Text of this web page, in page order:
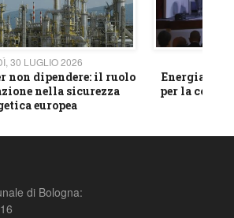
30 LUGLIO 2026
non dipendere: il ruolo
nella sicurezza
europea
Energia e
per la
di Bologna: